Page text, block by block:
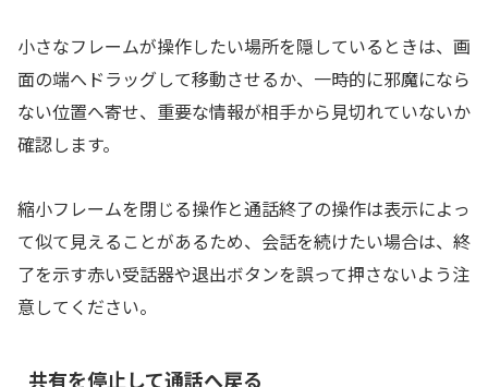
小さなフレームが操作したい場所を隠しているときは、画
面の端へドラッグして移動させるか、一時的に邪魔になら
ない位置へ寄せ、重要な情報が相手から見切れていないか
確認します。
縮小フレームを閉じる操作と通話終了の操作は表示によっ
て似て見えることがあるため、会話を続けたい場合は、終
了を示す赤い受話器や退出ボタンを誤って押さないよう注
意してください。
共有を停止して通話へ戻る